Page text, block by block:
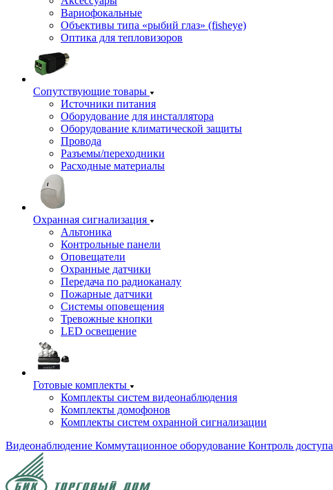
Вариофокальные
Объективы типа «рыбий глаз» (fisheye)
Оптика для тепловизоров
Сопутствующие товары
Источники питания
Оборудование для инсталлятора
Оборудование климатической защиты
Провода
Разъемы/переходники
Расходные материалы
Охранная сигнализация
Альтоника
Контрольные панели
Оповещатели
Охранные датчики
Передача по радиоканалу
Пожарные датчики
Системы оповещения
Тревожные кнопки
LED освещение
Готовые комплекты
Комплекты систем видеонаблюдения
Комплекты домофонов
Комплекты систем охранной сигнализации
Видеонаблюдение Коммутационное оборудование Контроль доступа